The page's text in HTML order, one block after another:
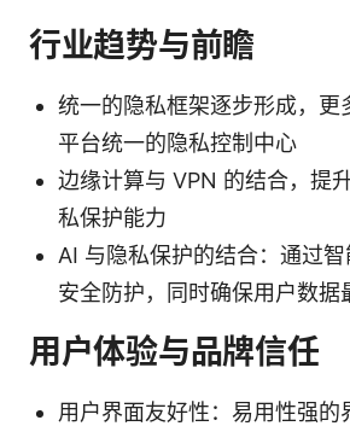
行业趋势与前瞻
统一的隐私框架逐步形成，更
平台统一的隐私控制中心
边缘计算与 VPN 的结合，提
私保护能力
AI 与隐私保护的结合：通过
安全防护，同时确保用户数据
用户体验与品牌信任
用户界面友好性：易用性强的